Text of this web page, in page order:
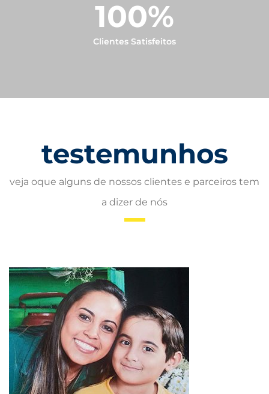
100%
Clientes Satisfeitos
testemunhos
veja oque alguns de nossos clientes e parceiros tem
a dizer de nós